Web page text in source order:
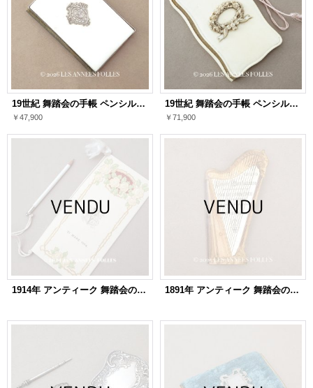
19世紀 舞踏会の手帳 ペンシル付 モノグラム入りメダイヨン カルネ・ド・バル
￥47,900
19世紀 舞踏会の手帳 ペンシル付 薔薇＆リボンのリース カルネ・ド・バル
￥71,900
1914年 アンティーク 舞踏会の手帳 薔薇のフレーム ペンシル付 カルネ・ド・バル 21 MARS 1914 1891年 アンティーク 舞踏会の手帳 ハープ型 カルネ・ド・バル LUNDI 9 FEVRIER 1914